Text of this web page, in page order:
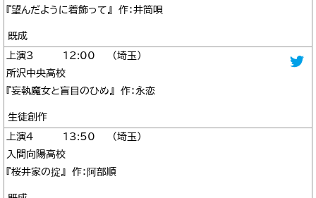
『望んだように着飾って』 作：井筒唄
既成
3
12:00
埼玉
所沢中央高校
『妄執魔女と盲目のひめ』 作：永恋
生徒創作
4
13:50
埼玉
入間向陽高校
『桜井家の掟』 作：阿部順